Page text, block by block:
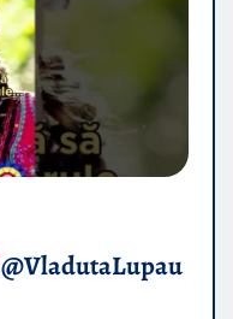
​@VladutaLupau